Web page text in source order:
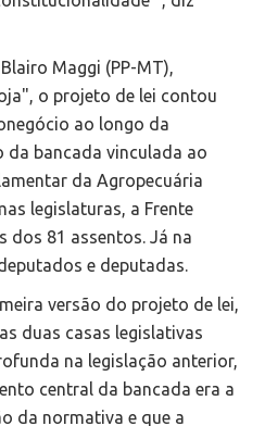
Maggi (PP-MT),
o projeto de lei contou
ao longo da
bancada vinculada ao
da Agropecuária
legislaturas, a Frente
dos 81 assentos. Já na
e deputadas.
versão do projeto de lei,
duas casas legislativas
na legislação anterior,
central da bancada era a
da normativa e que a